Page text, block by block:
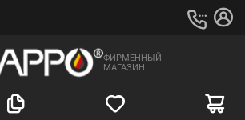
ФИРМЕННЫЙ
МАГАЗИН